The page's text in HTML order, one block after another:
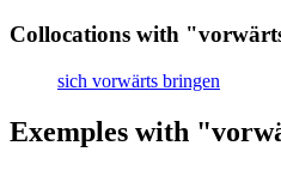
Collocations with
sich vorwärts bringen
Exemples with